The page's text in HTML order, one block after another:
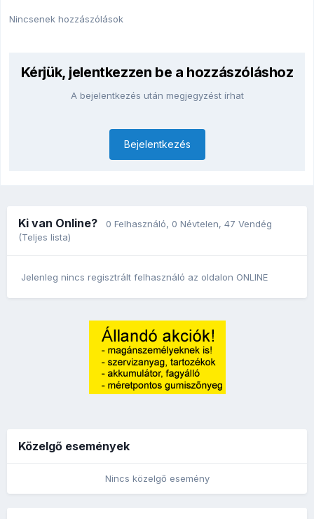
Nincsenek hozzászólások
Kérjük, jelentkezzen be a hozzászóláshoz
A bejelentkezés után megjegyzést írhat
Bejelentkezés
Ki van Online? 0 Felhasználó, 0 Névtelen, 47 Vendég
(Teljes lista)
Jelenleg nincs regisztrált felhasználó az oldalon ONLINE
Közelgő események
Nincs közelgő esemény